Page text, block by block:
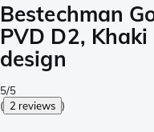
Bestechman
PVD D2,
design
5/5
( 2 reviews )